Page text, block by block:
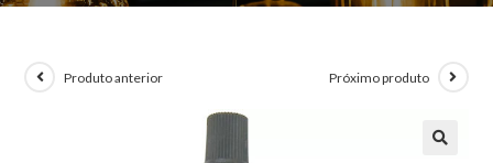
Produto anterior Próximo produto